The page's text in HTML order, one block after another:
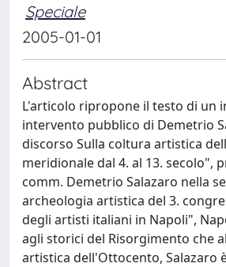
Speciale
2005-01-01
Abstract
L'articolo ripropone il testo di un
intervento pubblico di Demetrio
discorso Sulla coltura artistica
meridionale dal 4. al 13. secolo",
comm. Demetrio Salazaro nella
archeologia artistica del 3.
degli artisti italiani in Napoli",
agli storici del Risorgimento che
artistica dell'Ottocento, Salazaro